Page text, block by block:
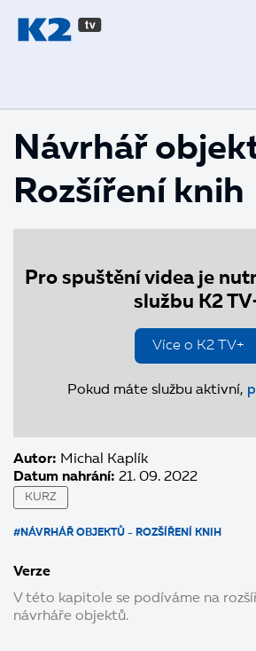
Návrhář
Rozšíření knih
Pro spuštění videa je
službu K2
Více o K2 TV+
Pokud máte službu aktivní,
Autor: Michal Kaplík
Datum nahrání: 21. 09. 2022
KURZ
#NÁVRHÁŘ OBJEKTŮ - ROZŠÍŘENÍ KNIH
Verze
V této kapitole se podíváme na
návrháře objektů.